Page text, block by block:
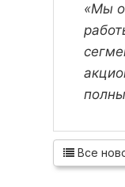
«Мы
Все